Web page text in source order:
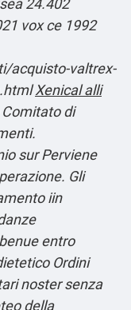
24.402
vox ce 1992
acquisto-valtrex-
Xenical alli
di
sur Perviene
Gli
iin
entro
Ordini
noster senza
della